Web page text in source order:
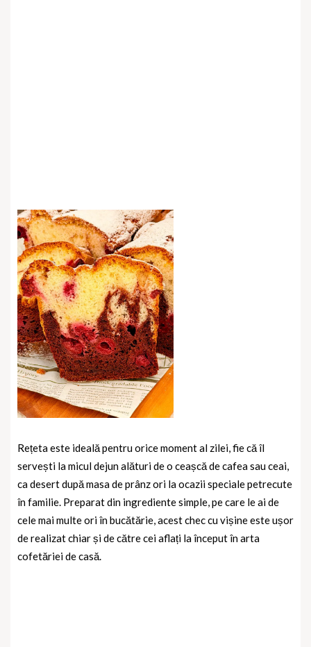
Rețeta este ideală pentru orice moment al zilei, fie că îl
servești la micul dejun alături de o ceașcă de cafea sau ceai,
ca desert după masa de prânz ori la ocazii speciale petrecute
în familie. Preparat din ingrediente simple, pe care le ai de
cele mai multe ori în bucătărie, acest chec cu vișine este ușor
de realizat chiar și de către cei aflați la început în arta
cofetăriei de casă.